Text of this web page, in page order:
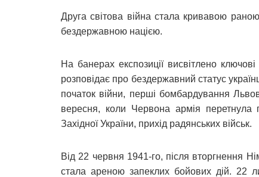
Друга світова війна стала кривавою
бездержавною нацією.
На банерах експозиції висвітлено ключові
розповідає про бездержавний статус
початок війни, перші бомбардування
вересня, коли Червона армія перетнула
Західної України, прихід радянських військ.
Від 22 червня 1941-го, після вторгнення
стала ареною запеклих бойових дій. 22